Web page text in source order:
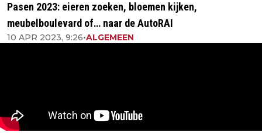
Pasen 2023: eieren zoeken, bloemen kijken,
meubelboulevard of… naar de AutoRAI
10 APR 2023, 9:26•ALGEMEEN